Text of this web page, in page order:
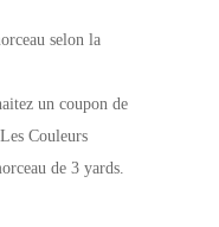
selon la
un coupon de
Couleurs
de 3 yards.